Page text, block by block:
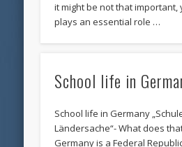
it might be not that
plays an essential role …
School life in
School life in Germany
Ländersache“- What does
Germany is a Federal